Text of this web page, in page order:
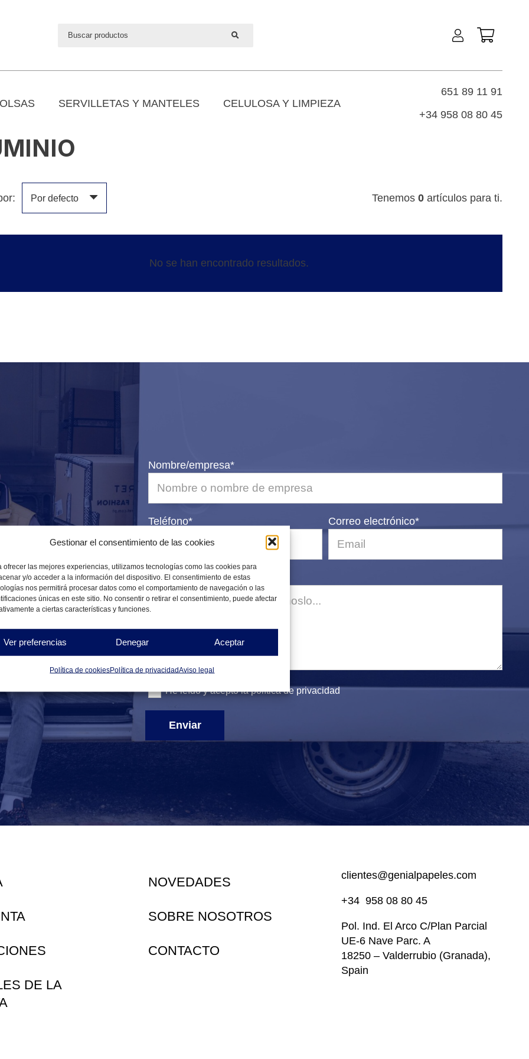
Gestionar el consentimiento de las cookies
ofrecer las mejores experiencias, utilizamos tecnologías como las cookies para
y/o acceder a la información del dispositivo. El consentimiento de estas
nos permitirá procesar datos como el comportamiento de navegación o las
únicas en este sitio. No consentir o retirar el consentimiento, puede afectar
a ciertas características y funciones.
Aceptar
Denegar
Ver preferencias
Política de cookiesPolítica de privacidadAviso legal
SERVILLETAS Y MANTELES CELULOSA Y LIMPIEZA
651 89 11 91
+34 958 08 80 45
Tenemos 0 artículos para ti.
No se han encontrado resultados.
Nombre/empresa*
Teléfono* Correo electrónico*
Mensaje
He leído y acepto lapolítica de privacidad
Enviar
DE LA
NOVEDADES
SOBRE NOSOTROS
CONTACTO
clientes@genialpapeles.com
+34 958 08 80 45
Pol. Ind. El Arco C/Plan Parcial
UE-6 Nave Parc. A
18250 – Valderrubio (Granada),
Spain